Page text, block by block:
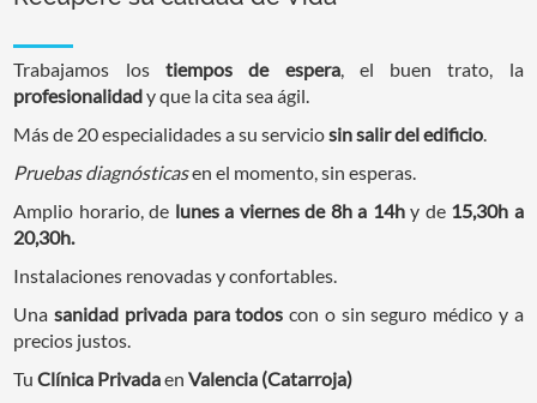
Trabajamos los tiempos de espera, el buen trato, la
profesionalidady que la cita sea ágil.
Más de 20 especialidades a su serviciosin salir del edificio
Pruebas diagnósticasen el momento, sin esperas.
Amplio horario, de lunes a viernes de 8h a 14hy de 15,30h a
20,30h.
Instalaciones renovadas y confortables.
Una sanidad privada para todos con o sin seguro médico y a
precios justos.
TuClínica PrivadaenValencia (Catarroja)